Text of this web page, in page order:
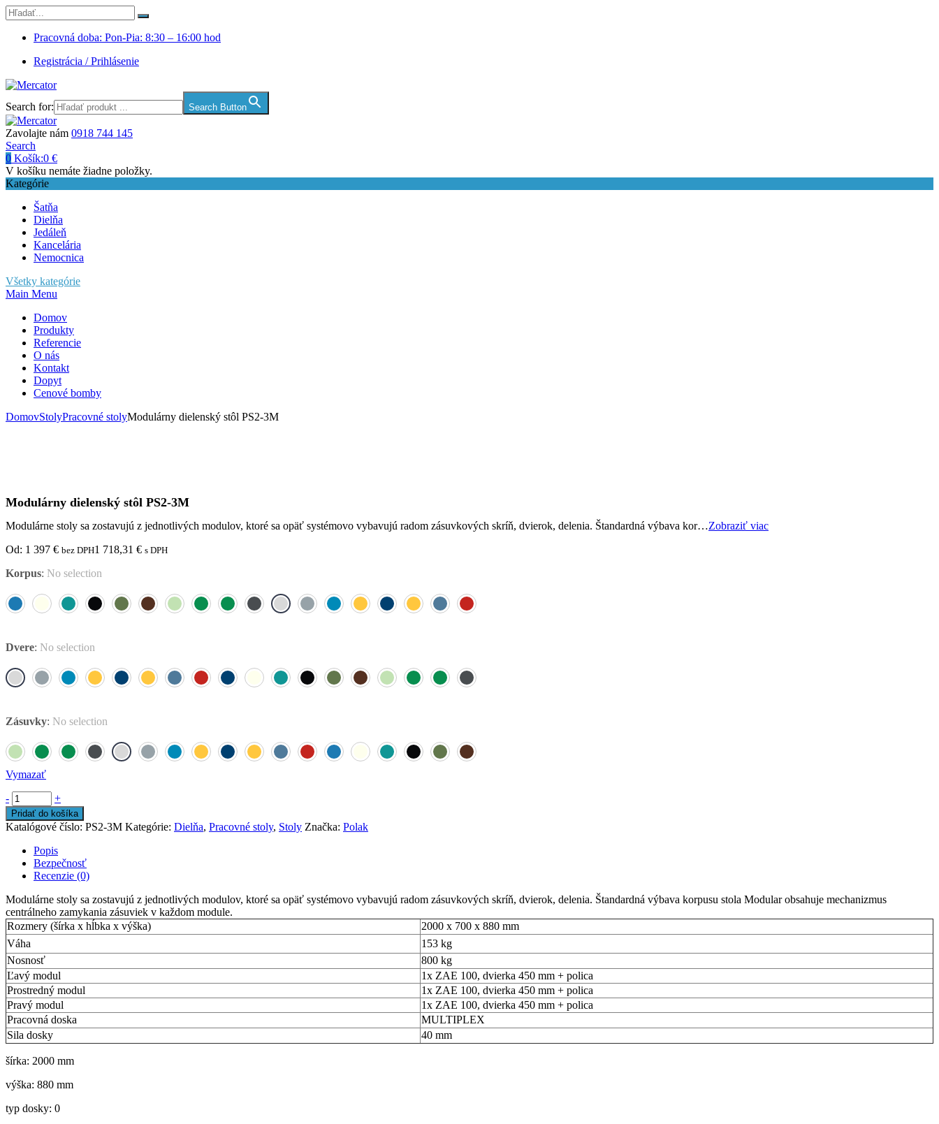
Pracovná doba: Pon-Pia: 8:30 – 16:00 hod
Registrácia / Prihlásenie
Search for: Search Button
Zavolajte nám 0918 744 145
Search
0 Košík:0 €
V košíku nemáte žiadne položky.
Kategórie
Šatňa
Dielňa
Jedáleň
Kancelária
Nemocnica
Všetky kategórie
Main Menu
Domov
Produkty
Referencie
O nás
Kontakt
Dopyt
Cenové bomby
DomovStolyPracovné stolyModulárny dielenský stôl PS2-3M
Modulárny dielenský stôl PS2-3M
Modulárne stoly sa zostavujú z jednotlivých modulov, ktoré sa opäť systémovo vybavujú radom zásuvkových skríň, dvierok, delenia. Štandardná výbava kor…Zobraziť viac
Od: 1 397 € bez DPH1 718,31 € s DPH
Korpus: No selection
Dvere: No selection
Zásuvky: No selection
Vymazať
-
+
Pridať do košíka
Katalógové číslo: PS2-3M Kategórie: Dielňa, Pracovné stoly, Stoly Značka: Polak
Popis
Bezpečnosť
Recenzie (0)
Modulárne stoly sa zostavujú z jednotlivých modulov, ktoré sa opäť systémovo vybavujú radom zásuvkových skríň, dvierok, delenia. Štandardná výbava korpusu stola Modular obsahuje mechanizmus
centrálneho zamykania zásuviek v každom module.
Rozmery (šírka x hĺbka x výška)
2000 x 700 x 880 mm
Váha
153 kg
Nosnosť
800 kg
Ľavý modul
1x ZAE 100, dvierka 450 mm + polica
Prostredný modul
1x ZAE 100, dvierka 450 mm + polica
Pravý modul
1x ZAE 100, dvierka 450 mm + polica
Pracovná doska
MULTIPLEX
Sila dosky
40 mm
šírka: 2000 mm
výška: 880 mm
typ dosky: 0